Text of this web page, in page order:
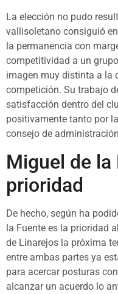
La elección no pudo
vallisoletano consiguió
la permanencia con
competitividad a un
imagen muy distinta a la
competición. Su trabajo
satisfacción dentro del
positivamente tanto por
consejo de
Miguel de la
prioridad
De hecho, según ha
la Fuente es la prioridad
de Linarejos la próxima
entre ambas partes ya
para acercar posturas
alcanzar un acuerdo lo